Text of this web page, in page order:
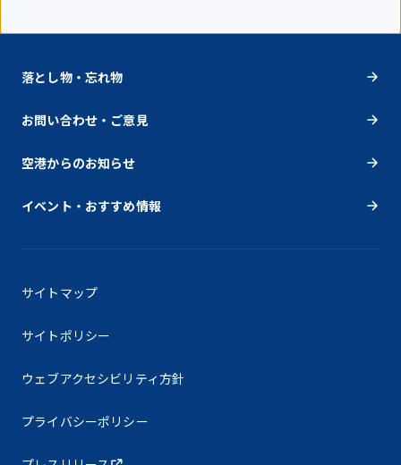
落とし物・忘れ物
お問い合わせ・ご意見
空港からのお知らせ
イベント・おすすめ情報
サイトマップ
サイトポリシー
ウェブアクセシビリティ方針
プライバシーポリシー